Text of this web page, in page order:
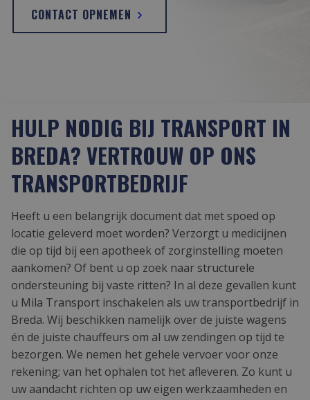
CONTACT OPNEMEN
HULP NODIG BIJ TRANSPORT IN
BREDA? VERTROUW OP ONS
TRANSPORTBEDRIJF
Heeft u een belangrijk document dat met spoed op
locatie geleverd moet worden? Verzorgt u medicijnen
die op tijd bij een apotheek of zorginstelling moeten
aankomen? Of bent u op zoek naar structurele
ondersteuning bij vaste ritten? In al deze gevallen kunt
u Mila Transport inschakelen als uw transportbedrijf in
Breda. Wij beschikken namelijk over de juiste wagens
én de juiste chauffeurs om al uw zendingen op tijd te
bezorgen. We nemen het gehele vervoer voor onze
rekening; van het ophalen tot het afleveren. Zo kunt u
uw aandacht richten op uw eigen werkzaamheden en